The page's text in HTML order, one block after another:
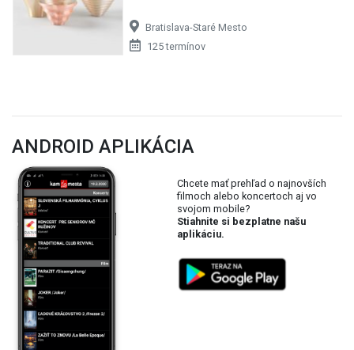
Bratislava-Staré Mesto
125 termínov
ANDROID APLIKÁCIA
Chcete mať prehľad o najnovších
filmoch alebo koncertoch aj vo
svojom mobile?
Stiahnite si bezplatne našu
aplikáciu.